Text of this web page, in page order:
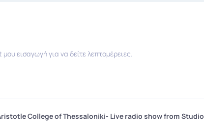
εισαγωγή για να δείτε λεπτομέρειες.
College of Thessaloniki- Live radio show from Studio